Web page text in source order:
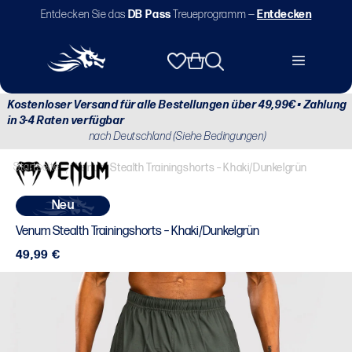
zumEntdecken Sie das DB PassTreueprogramm — Entdecken
Warenkorb
Kostenloser Versand für alle Bestellungen über 49,99€ • Zahlung
in 3-4 Raten verfügbar
nach Deutschland (Siehe Bedingungen)
Startseite / Venum Stealth Trainingshorts – Khaki/Dunkelgrün
neu
Venum Stealth Trainingshorts – Khaki/Dunkelgrün
Normaler
Preis
49,99 €